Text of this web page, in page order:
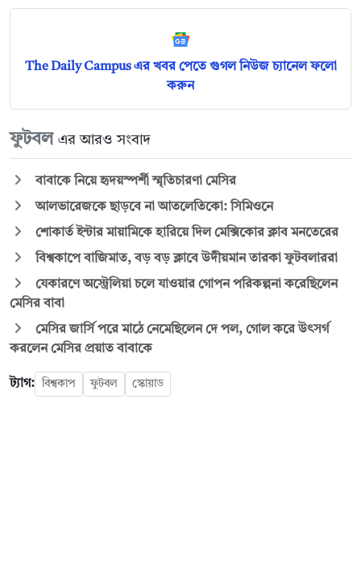
The Daily Campus এর খবর পেতে গুগল নিউজ চ্যানেল ফলো
করুন
ফুটবল এর আরও সংবাদ
বাবাকে নিয়ে হৃদয়স্পর্শী স্মৃতিচারণা মেসির
আলভারেজকে ছাড়বে না আতলেতিকো: সিমিওনে
শোকার্ত ইন্টার মায়ামিকে হারিয়ে দিল মেক্সিকোর ক্লাব মনতেরের
বিশ্বকাপে বাজিমাত, বড় বড় ক্লাবে উদীয়মান তারকা ফুটবলাররা
যেকারণে অস্ট্রেলিয়া চলে যাওয়ার গোপন পরিকল্পনা করেছিলেন
মেসির বাবা
মেসির জার্সি পরে মাঠে নেমেছিলেন দে পল, গোল করে উৎসর্গ
করলেন মেসির প্রয়াত বাবাকে
ট্যাগ: বিশ্বকাপ ফুটবল স্কোয়াড